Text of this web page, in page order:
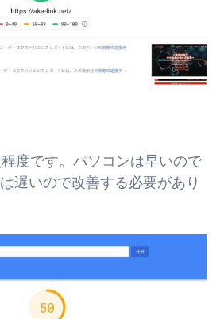
度です。パソコンは早いので
遅いので改善する必要があり